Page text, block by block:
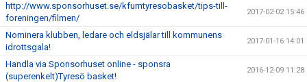
http://www.sponsorhuset.se/kfumtyresobasket/tips-till-
foreningen/filmen/
2017-02-02 15:46
Nominera klubben, ledare och eldsjälar till kommunens
idrottsgala!
2017-01-16 14:01
Handla via Sponsorhuset online - sponsra
(superenkelt)Tyresö basket!
2016-12-09 11:28